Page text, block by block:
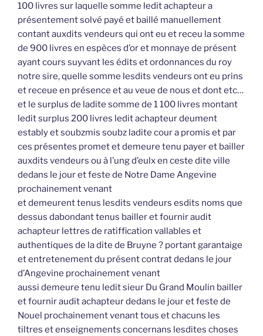
100 livres sur laquelle somme ledit achapteur a
présentement solvé payé et baillé manuellement
contant auxdits vendeurs qui ont eu et receu la somme
de 900 livres en espèces d’or et monnaye de présent
ayant cours suyvant les édits et ordonnances du roy
notre sire, quelle somme lesdits vendeurs ont eu prins
et receue en présence et au veue de nous et dont etc…
et le surplus de ladite somme de 1 100 livres montant
ledit surplus 200 livres ledit achapteur deument
estably et soubzmis soubz ladite cour a promis et par
ces présentes promet et demeure tenu payer et bailler
auxdits vendeurs ou à l’ung d’eulx en ceste dite ville
dedans le jour et feste de Notre Dame Angevine
prochainement venant
et demeurent tenus lesdits vendeurs esdits noms que
dessus dabondant tenus bailler et fournir audit
achapteur lettres de ratiffication vallables et
authentiques de la dite de Bruyne ? portant garantaige
et entretenement du présent contrat dedans le jour
d’Angevine prochainement venant
aussi demeure tenu ledit sieur Du Grand Moulin bailler
et fournir audit achapteur dedans le jour et feste de
Nouel prochainement venant tous et chacuns les
tiltres et enseignements concernans lesdites choses